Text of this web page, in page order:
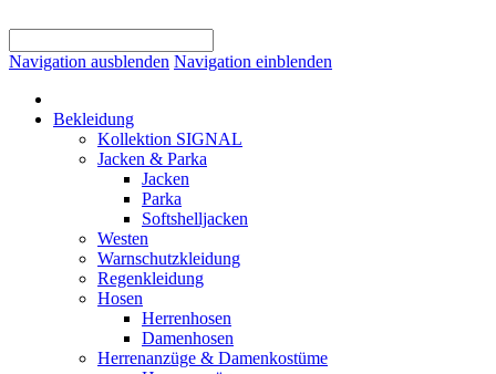
Navigation ausblenden Navigation einblenden
Bekleidung
Kollektion SIGNAL
Jacken & Parka
Jacken
Parka
Softshelljacken
Westen
Warnschutzkleidung
Regenkleidung
Hosen
Herrenhosen
Damenhosen
Herrenanzüge & Damenkostüme